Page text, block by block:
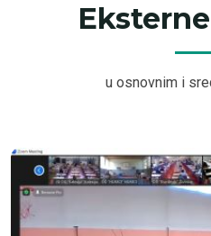
u osnovnim i